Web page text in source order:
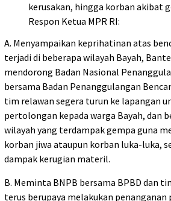
kerusakan, hingga korban akibat
Respon Ketua MPR RI:
A. Menyampaikan keprihatinan atas
terjadi di beberapa wilayah Bayah,
mendorong Badan Nasional
bersama Badan Penanggulangan
tim relawan segera turun ke lapangan
pertolongan kepada warga Bayah, dan
wilayah yang terdampak gempa guna
korban jiwa ataupun korban luka-luka,
dampak kerugian materil.
B. Meminta BNPB bersama BPBD dan
terus berupaya melakukan penanganan